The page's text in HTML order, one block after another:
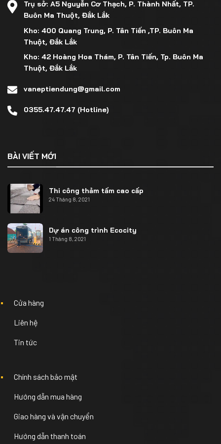
Trụ sở: A5 Nguyễn Cơ Thạch, P. Thành Nhất, TP.
Buôn Ma Thuột, Đắk Lắk
Kho: 400 Quang Trung, P. Tân Tiến ,TP. Buôn Ma
Thuột, Đắk Lắk
Kho: 42 Hoàng Hoa Thám, P. Tân Tiến, Tp. Buôn Ma
Thuột, Đắk Lắk
vaneptiendung@gmail.com
0355.47.47.47 (Hotline)
BÀI VIẾT MỚI
Thi công thảm tấm cao cấp
24 Tháng 8, 2021
Dự án công trình Ecocity
1 Tháng 8, 2021
Cửa hàng
Liên hệ
Tin tức
Chính sách bảo mật
Hướng dẫn mua hàng
Giao hàng và vận chuyển
Hướng dẫn thanh toán